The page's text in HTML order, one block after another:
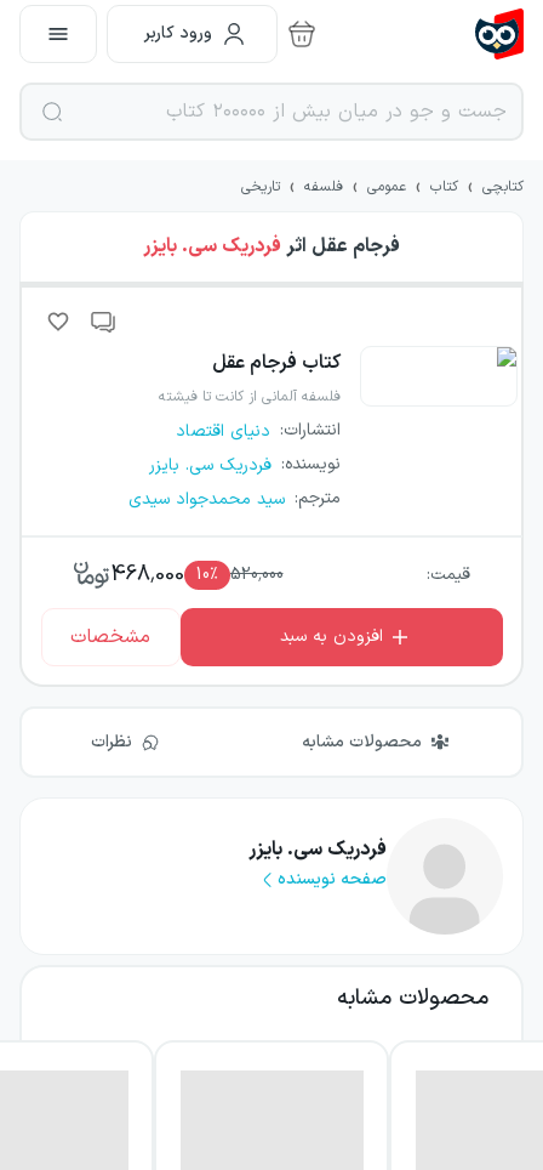
ورود کاربر
کتابچی › کتاب › عمومی › فلسفه › تاریخی
فرجام عقل اثر فردریک سی. بایزر
کتاب فرجام عقل
فلسفه آلمانی از کانت تا فیشته
انتشارات: دنیای اقتصاد
نویسنده: فردریک سی. بایزر
مترجم: سید محمدجواد سیدی
قیمت: 520,000
10٪ 468,000
افزودن به سبد مشخصات
محصولات مشابه نظرات
فردریک سی. بایزر
صفحه نویسنده
محصولات مشابه